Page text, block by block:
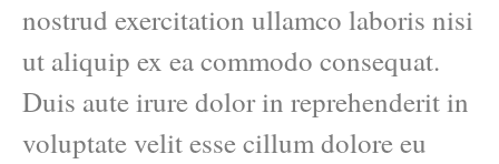
nostrud exercitation ullamco laboris nisi
ut aliquip ex ea commodo consequat.
Duis aute irure dolor in reprehenderit in
voluptate velit esse cillum dolore eu